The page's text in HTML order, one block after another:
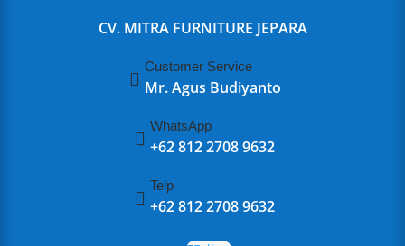
CV. MITRA FURNITURE JEPARA

Customer Service
Mr. Agus Budiyanto

WhatsApp
+62 812 2708 9632

Telp
+62 812 2708 9632